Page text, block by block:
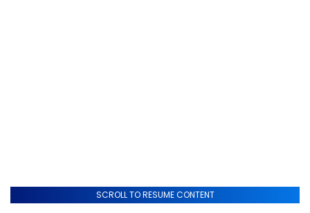
SCROLL TO RESUME CONTENT